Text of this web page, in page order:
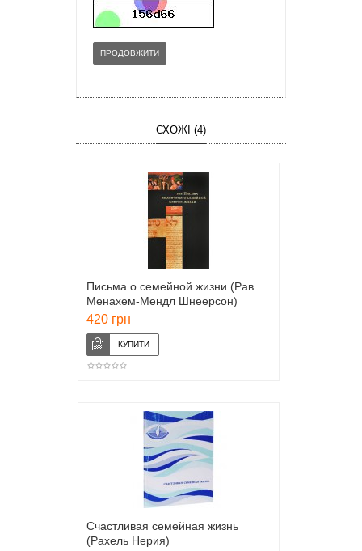
ПРОДОВЖИТИ
СХОЖІ (4)
Письма о семейной жизни (Рав
Менахем-Мендл Шнеерсон)
420 грн
Счастливая семейная жизнь
(Рахель Нерия)